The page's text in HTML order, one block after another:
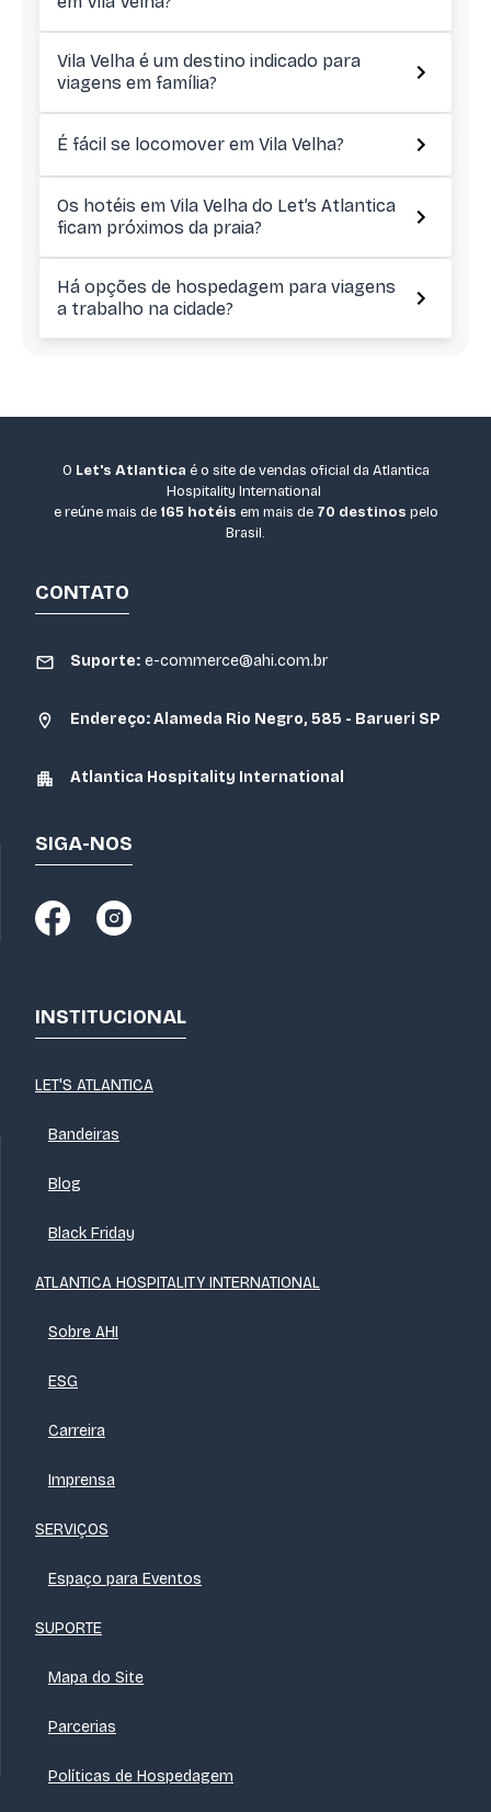
Vila Velha é um destino indicado para
viagens em família?
É fácil se locomover em Vila Velha?
Os hotéis em Vila Velha do Let’s Atlantica
ficam próximos da praia?
Há opções de hospedagem para viagens
a trabalho na cidade?
O Let's Atlantica é o site de vendas oficial da Atlantica
Hospitality International
e reúne mais de 165 hotéis em mais de 70 destinos pelo
Brasil.
CONTATO
Suporte: e-commerce@ahi.com.br
Endereço: Alameda Rio Negro, 585 - Barueri SP
Atlantica Hospitality International
SIGA-NOS
INSTITUCIONAL
LET'S ATLANTICA
Bandeiras
Blog
Black Friday
ATLANTICA HOSPITALITY INTERNATIONAL
Sobre AHI
ESG
Carreira
Imprensa
SERVIÇOS
Espaço para Eventos
SUPORTE
Mapa do Site
Parcerias
Políticas de Hospedagem